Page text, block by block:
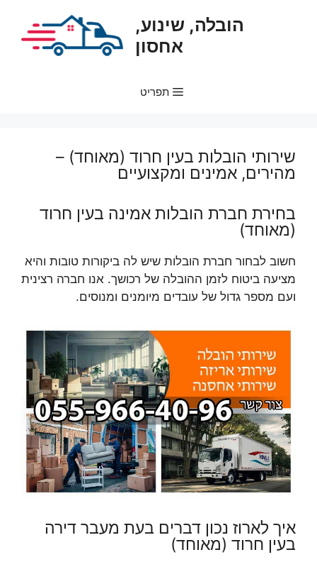
הובלה, שינוע,
אחסון
תפריט
שירותי הובלות בעין חרוד (מאוחד) –
מהירים, אמינים ומקצועיים
בחירת חברת הובלות אמינה בעין חרוד
(מאוחד)
חשוב לבחור חברת הובלות שיש לה ביקורות טובות והיא
מציעה ביטוח לזמן ההובלה של רכושך. אנו חברה רצינית
ועם מספר גדול של עובדים מיומנים ומנוסים.
איך לארוז נכון דברים בעת מעבר דירה
בעין חרוד (מאוחד)